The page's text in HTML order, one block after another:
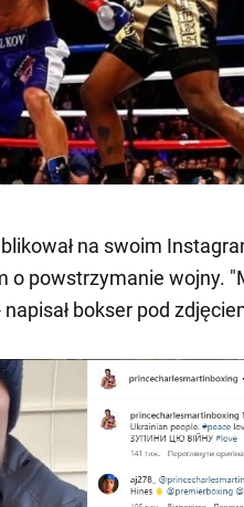
na swoim
o powstrzymanie wojny.
bokser pod